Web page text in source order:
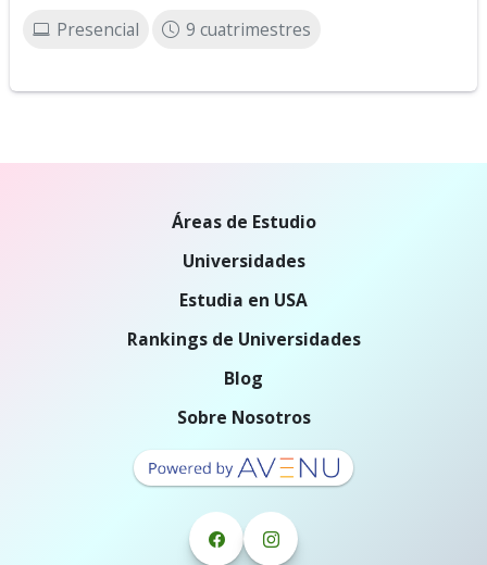
Presencial 9 cuatrimestres
Áreas de Estudio
Universidades
Estudia en USA
Rankings de Universidades
Blog
Sobre Nosotros